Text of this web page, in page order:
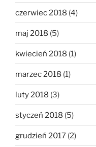
czerwiec 2018 (4)
maj 2018 (5)
kwiecień 2018 (1)
marzec 2018 (1)
luty 2018 (3)
styczeń 2018 (5)
grudzień 2017 (2)